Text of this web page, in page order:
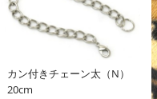
カン付きチェーン太（N）
20cm